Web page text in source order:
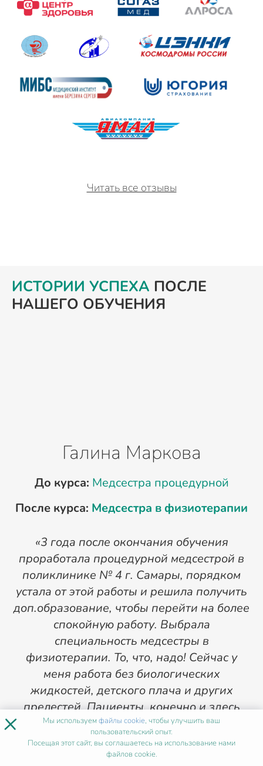
Читать все отзывы
ИСТОРИИ УСПЕХА ПОСЛЕ
НАШЕГО ОБУЧЕНИЯ
Галина Маркова
До курса: Медсестра процедурной
После курса: Медсестра в физиотерапии
«3 года после окончания обучения
проработала процедурной медсестрой в
поликлинике № 4 г. Самары, порядком
устала от этой работы и решила получить
доп.образование, чтобы перейти на более
спокойную работу. Выбрала
специальность медсестры в
физиотерапии. То, что, надо! Сейчас у
меня работа без биологических
жидкостей, детского плача и других
прелестей. Пациенты, конечно и здесь
разные попадаются, но в целом мне
психологически полегче и физически
устаю после работы меньше.»
× Мы используемфайлы cookie, чтобы улучшить ваш
пользовательский опыт.
Посещая этот сайт, вы соглашаетесь на использование нами
файлов cookie.